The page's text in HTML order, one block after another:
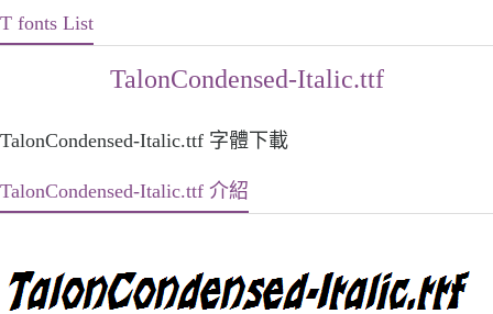
T fonts List
TalonCondensed-Italic.ttf
TalonCondensed-Italic.ttf 字體下載
TalonCondensed-Italic.ttf 介紹